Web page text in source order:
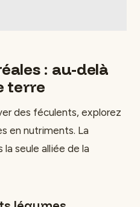
: au-delà
terre
des féculents, explorez
en nutriments. La
seule alliée de la